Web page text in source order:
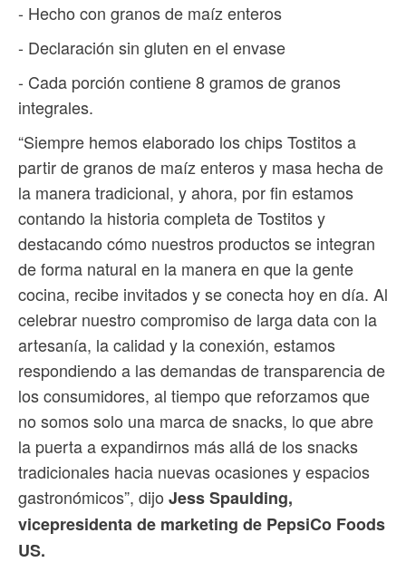
- Hecho con granos de maíz enteros
- Declaración sin gluten en el envase
- Cada porción contiene 8 gramos de granos
integrales.
“Siempre hemos elaborado los chips Tostitos a
partir de granos de maíz enteros y masa hecha de
la manera tradicional, y ahora, por fin estamos
contando la historia completa de Tostitos y
destacando cómo nuestros productos se integran
de forma natural en la manera en que la gente
cocina, recibe invitados y se conecta hoy en día. Al
celebrar nuestro compromiso de larga data con la
artesanía, la calidad y la conexión, estamos
respondiendo a las demandas de transparencia de
los consumidores, al tiempo que reforzamos que
no somos solo una marca de snacks, lo que abre
la puerta a expandirnos más allá de los snacks
tradicionales hacia nuevas ocasiones y espacios
gastronómicos”, dijo Jess Spaulding,
vicepresidenta de marketing de PepsiCo Foods
US.